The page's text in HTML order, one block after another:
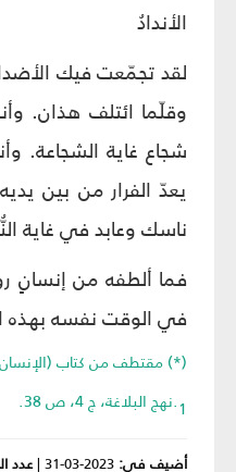
الأندادُ
لقد تجمّعت فيك
وقلّما ائتلف هذان.
شجاع غاية الشجاعة.
يعدّ الفرار من بين
ناسك وعابد في غاية
فما ألطفه من إنسانٍ
في الوقت نفسه بهذه
(*) مقتطف من كتاب
1.نهج البلاغة، ج 4، ص 38.
أضيف في: 2023-03-31
|عدد